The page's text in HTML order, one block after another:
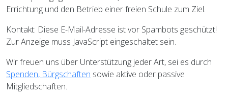
Errichtung und den Betrieb einer freien Schule zum Ziel.
Kontakt: Diese E-Mail-Adresse ist vor Spambots geschützt!
Zur Anzeige muss JavaScript eingeschaltet sein.
Wir freuen uns über Unterstützung jeder Art, sei es durch
Spenden, Bürgschaften sowie aktive oder passive
Mitgliedschaften.